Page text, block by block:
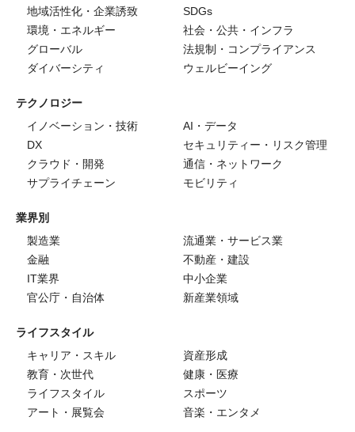
地域活性化・企業誘致
SDGs
環境・エネルギー
社会・公共・インフラ
グローバル
法規制・コンプライアンス
ダイバーシティ
ウェルビーイング
テクノロジー
イノベーション・技術
AI・データ
DX
セキュリティー・リスク管理
クラウド・開発
通信・ネットワーク
サプライチェーン
モビリティ
業界別
製造業
流通業・サービス業
金融
不動産・建設
IT業界
中小企業
官公庁・自治体
新産業領域
ライフスタイル
キャリア・スキル
資産形成
教育・次世代
健康・医療
ライフスタイル
スポーツ
アート・展覧会
音楽・エンタメ